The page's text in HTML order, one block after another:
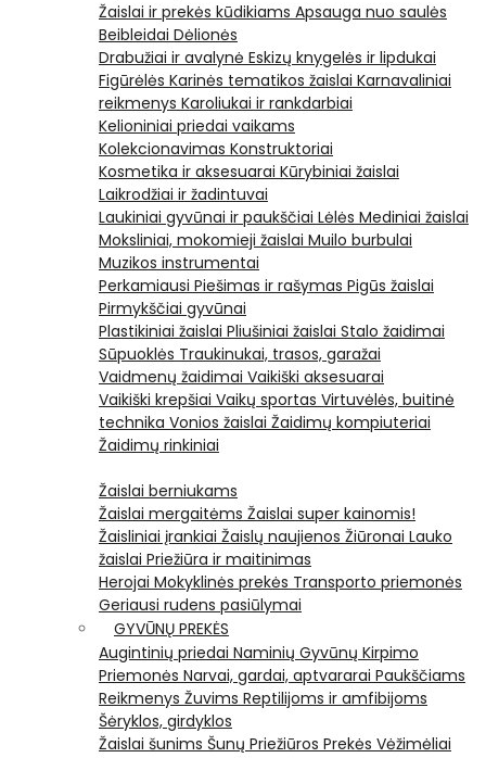
Žaislai ir prekės kūdikiams Apsauga nuo saulės
Beibleidai Dėlionės
Drabužiai ir avalynė Eskizų knygelės ir lipdukai
Figūrėlės Karinės tematikos žaislai Karnavaliniai
reikmenys Karoliukai ir rankdarbiai
Kelioniniai priedai vaikams
Kolekcionavimas Konstruktoriai
Kosmetika ir aksesuarai Kūrybiniai žaislai
Laikrodžiai ir žadintuvai
Laukiniai gyvūnai ir paukščiai Lėlės Mediniai žaislai
Moksliniai, mokomieji žaislai Muilo burbulai
Muzikos instrumentai
Perkamiausi Piešimas ir rašymas Pigūs žaislai
Pirmykščiai gyvūnai
Plastikiniai žaislai Pliušiniai žaislai Stalo žaidimai
Sūpuoklės Traukinukai, trasos, garažai
Vaidmenų žaidimai Vaikiški aksesuarai
Vaikiški krepšiai Vaikų sportas Virtuvėlės, buitinė
technika Vonios žaislai Žaidimų kompiuteriai
Žaidimų rinkiniai
Žaislai berniukams
Žaislai mergaitėms Žaislai super kainomis!
Žaisliniai įrankiai Žaislų naujienos Žiūronai Lauko
žaislai Priežiūra ir maitinimas
Herojai Mokyklinės prekės Transporto priemonės
Geriausi rudens pasiūlymai
GYVŪNŲ PREKĖS
Augintinių priedai Naminių Gyvūnų Kirpimo
Priemonės Narvai, gardai, aptvararai Paukščiams
Reikmenys Žuvims Reptilijoms ir amfibijoms
Šėryklos, girdyklos
Žaislai šunims Šunų Priežiūros Prekės Vėžimėliai